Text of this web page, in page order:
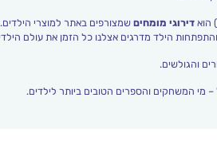
הוא דירוגי מומחיםשמצורפים באתר למוצרי הילדים.
והגולשים.
מי המשחקים והספרים הטובים ביותר לילדים.